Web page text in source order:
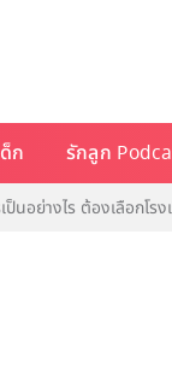
ก รักลูก
นอย่างไร ต้องเลือกโร